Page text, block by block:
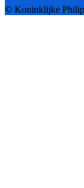
© Koninklijke